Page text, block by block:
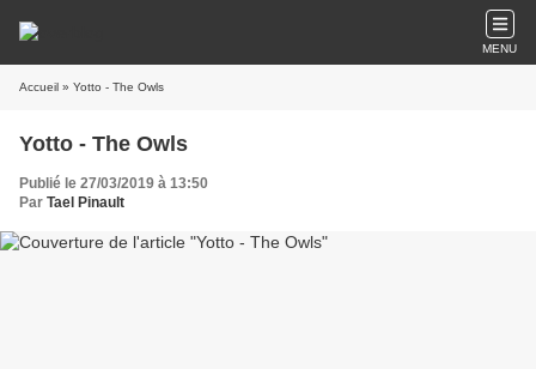
MENU
Accueil » Yotto - The Owls
Yotto - The Owls
Publié le 27/03/2019 à 13:50
Par Tael Pinault